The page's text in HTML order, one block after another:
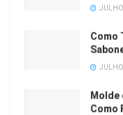
Como
Molde
Como